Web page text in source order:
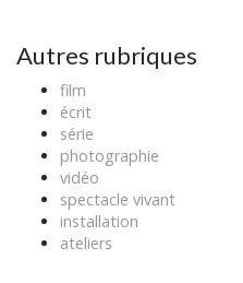
t
Autres rubriques
film
écrit
série
photographie
vidéo
spectacle vivant
installation
ateliers